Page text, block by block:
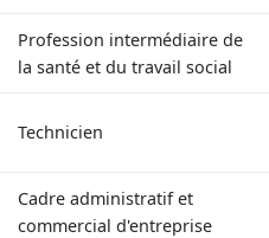
Profession intermédiaire de
la santé et du travail social
Technicien
Cadre administratif et
commercial d'entreprise